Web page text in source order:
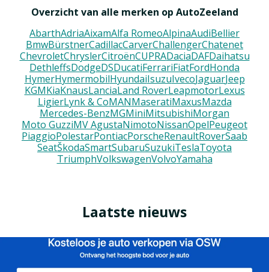
Overzicht van alle merken op AutoZeeland
AbarthAdriaAixamAlfa RomeoAlpinaAudiBellier
BmwBürstnerCadillacCarverChallengerChatenet
ChevroletChryslerCitroënCUPRADaciaDAFDaihatsu
DethleffsDodgeDSDucatiFerrariFiatFordHonda
HymerHymermobilHyundaiIsuzuIvecoJaguarJeep
KGMKiaKnausLanciaLand RoverLeapmotorLexus
LigierLynk & CoMANMaseratiMaxusMazda
Mercedes-BenzMGMiniMitsubishiMorgan
Moto GuzziMV AgustaNimotoNissanOpelPeugeot
PiaggioPolestarPontiacPorscheRenaultRoverSaab
SeatŠkodaSmartSubaruSuzukiTeslaToyota
TriumphVolkswagenVolvoYamaha
Laatste nieuws